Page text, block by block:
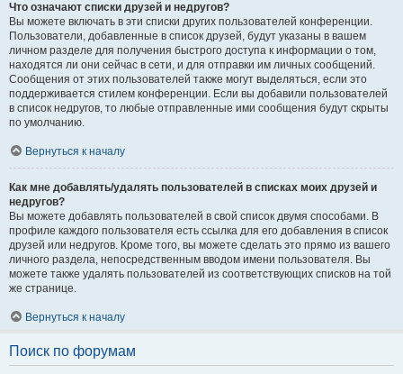
Что означают списки друзей и недругов?
Вы можете включать в эти списки других пользователей конференции.
Пользователи, добавленные в список друзей, будут указаны в вашем
личном разделе для получения быстрого доступа к информации о том,
находятся ли они сейчас в сети, и для отправки им личных сообщений.
Сообщения от этих пользователей также могут выделяться, если это
поддерживается стилем конференции. Если вы добавили пользователей
в список недругов, то любые отправленные ими сообщения будут скрыты
по умолчанию.
Вернуться к началу
Как мне добавлять/удалять пользователей в списках моих друзей и
недругов?
Вы можете добавлять пользователей в свой список двумя способами. В
профиле каждого пользователя есть ссылка для его добавления в список
друзей или недругов. Кроме того, вы можете сделать это прямо из вашего
личного раздела, непосредственным вводом имени пользователя. Вы
можете также удалять пользователей из соответствующих списков на той
же странице.
Вернуться к началу
Поиск по форумам